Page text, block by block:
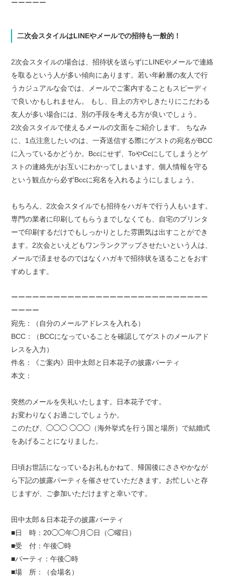
ーーーーー
二次会スタイルはLINEやメールでの招待も一般的！
2次会スタイルの場合は、招待状を送らずにLINEやメールで連絡
を取るという人が多い傾向にあります。若い年齢層の友人で行
うカジュアルな会では、メールでご案内することもスピーディ
で良いかもしれません。 もし、目上の方やしきたりにこだわる
友人が多い場合には、別の手段を考える方が良いでしょう。
2次会スタイルで使えるメールの文面をご紹介します。 ちなみ
に、1点注意したいのは、一斉送信する際にゲストの宛名がBCC
に入っているかどうか。Bccにせず、ToやCcにしてしまうとゲ
ストの連絡先がお互いにわかってしまいます。個人情報を守る
という観点から必ずBccに宛名を入れるようにしましょう。
もちろん、2次会スタイルでも招待をハガキで行う人もいます。
専門の業者に印刷してもらうまでしなくても、自宅のプリンタ
ーで印刷するだけでもしっかりとした雰囲気は出すことができ
ます。2次会といえどもワンランクアップさせたいという人は、
メールで済ませるのではなくハガキで招待状を送ることをおす
すめします。
ーーーーーーーーーーーーーーーーーーーーーーーーーーーー
ーーーー
宛先：（自分のメールアドレスを入れる）
BCC：（BCCになっていることを確認してゲストのメールアド
レスを入力）
件名：《ご案内》田中太郎と日本花子の披露パーティ
本文：
突然のメールを失礼いたします。日本花子です。
お変わりなくお過ごしでしょうか。
このたび、◯◯◯ ◯◯◯（海外挙式を行う国と場所）で結婚式
をあげることになりました。
日頃お世話になっているお礼もかねて、帰国後にささやかなが
ら下記の披露パーティを催させていただきます。お忙しいと存
じますが、ご参加いただけますと幸いです。
田中太郎＆日本花子の披露パーティ
■日 時：20◯◯年◯月◯日（◯曜日）
■受 付：午後◯時
■パーティ：午後◯時
■場 所：（会場名）